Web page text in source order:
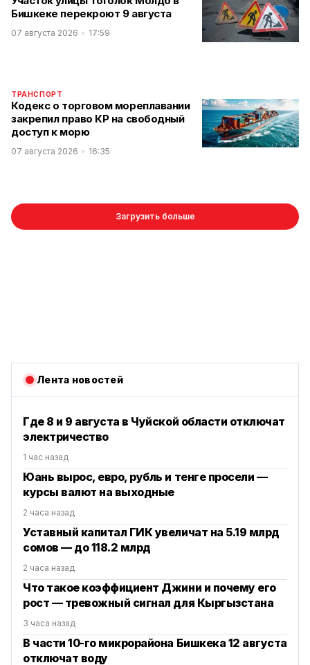
Бишкеке перекроют 9 августа
07 августа 2026 17:59
ТРАНСПОРТ
Кодекс о торговом мореплавании
закрепил право КР на свободный
доступ к морю
07 августа 2026 16:35
Загрузить больше
Лента новостей
Где 8 и 9 августа в Чуйской области отключат
электричество
1 час назад
Юань вырос, евро, рубль и тенге просели —
курсы валют на выходные
2 часа назад
Уставный капитал ГИК увеличат на 5.19 млрд
сомов — до 118.2 млрд
2 часа назад
Что такое коэффициент Джини и почему его
рост — тревожный сигнал для Кыргызстана
3 часа назад
В части 10-го микрорайона Бишкека 12 августа
отключат воду